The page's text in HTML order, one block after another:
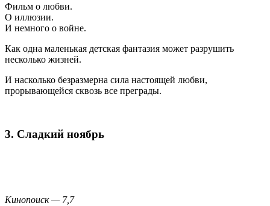
Фильм о любви.
О иллюзии.
И немного о войне.
Как одна маленькая детская фантазия может разрушить
несколько жизней.
И насколько безразмерна сила настоящей любви,
прорывающейся сквозь все преграды.
3. Сладкий ноябрь
Кинопоиск — 7,7